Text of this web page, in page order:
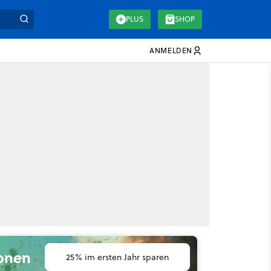
PLUS SHOP
ANMELDEN
25% im ersten Jahr sparen